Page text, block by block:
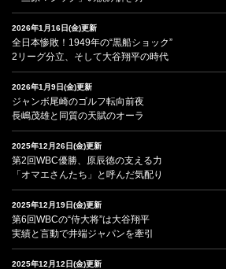
2026年1月16日(金)更新
全日本惨敗！1949年の“黒船ショック”
2リーグ分立、そして大谷翔平の時代
2026年1月9日(金)更新
ジャンボ尾崎のゴルフ転向前夜
長嶋茂雄と同質の天賦のオーラ
2025年12月26日(金)更新
第2回WBC優勝、原辰徳の支える力
「オマエさんたち」と呼んだ気配り
2025年12月19日(金)更新
第6回WBCの“侍大将”は大谷翔平
実績と言動で井端ジャパンを牽引
2025年12月12日(金)更新